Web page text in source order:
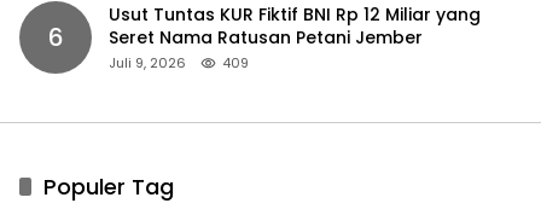
6
Usut Tuntas KUR Fiktif BNI Rp 12 Miliar yang
Seret Nama Ratusan Petani Jember
Juli 9, 2026 409
Populer Tag